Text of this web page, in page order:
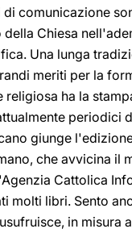
di comunicazione
Chiesa
Una lunga
meriti per la
religiosa ha la
periodici
giunge
che avvicina il
Cattolica
molti libri. Sento
in misura